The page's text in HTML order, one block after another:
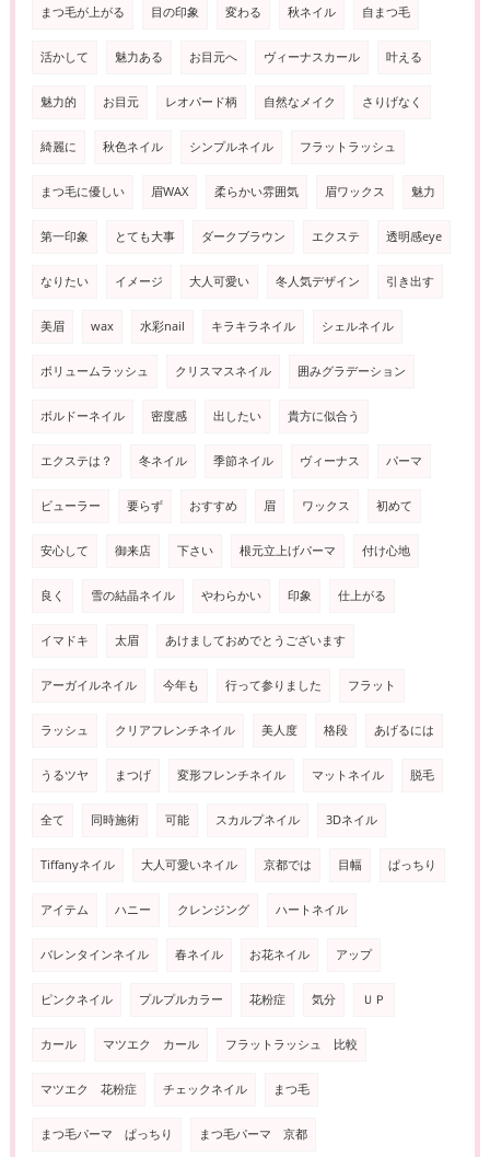
まつ毛が上がる 目の印象 変わる 秋ネイル 自まつ毛
活かして 魅力ある お目元へ ヴィーナスカール 叶える
魅力的 お目元 レオパード柄 自然なメイク さりげなく
綺麗に 秋色ネイル シンプルネイル フラットラッシュ
まつ毛に優しい 眉WAX 柔らかい雰囲気 眉ワックス 魅力
第一印象 とても大事 ダークブラウン エクステ 透明感eye
なりたい イメージ 大人可愛い 冬人気デザイン 引き出す
美眉 wax 水彩nail キラキラネイル シェルネイル
ボリュームラッシュ クリスマスネイル 囲みグラデーション
ボルドーネイル 密度感 出したい 貴方に似合う
エクステは？ 冬ネイル 季節ネイル ヴィーナス パーマ
ビューラー 要らず おすすめ 眉 ワックス 初めて
安心して 御来店 下さい 根元立上げパーマ 付け心地
良く 雪の結晶ネイル やわらかい 印象 仕上がる
イマドキ 太眉 あけましておめでとうございます
アーガイルネイル 今年も 行って参りました フラット
ラッシュ クリアフレンチネイル 美人度 格段 あげるには
うるツヤ まつげ 変形フレンチネイル マットネイル 脱毛
全て 同時施術 可能 スカルプネイル 3Dネイル
Tiffanyネイル 大人可愛いネイル 京都では 目幅 ぱっちり
アイテム ハニー クレンジング ハートネイル
バレンタインネイル 春ネイル お花ネイル アップ
ピンクネイル プルプルカラー 花粉症 気分 ＵＰ
カール マツエク カール フラットラッシュ 比較
マツエク 花粉症 チェックネイル まつ毛
まつ毛パーマ ぱっちり まつ毛パーマ 京都